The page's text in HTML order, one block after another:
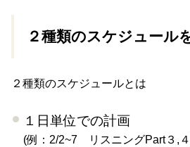
２種類のスケジュール
２種類のスケジュールとは
１日単位での計画
(例：2/2~7 リスニングPart３,